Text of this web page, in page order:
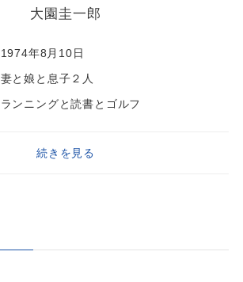
大園圭一郎
1974年8月10日
妻と娘と息子２人
ランニングと読書とゴルフ
続きを見る